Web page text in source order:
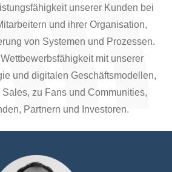
unserer Kunden bei
und ihrer Organisation,
von Systemen und Prozessen.
mit unserer
und digitalen Geschäftsmodellen,
zu Fans und Communities,
Partnern und Investoren.